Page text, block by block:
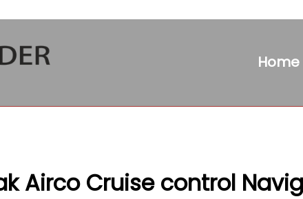
Home
Airco Cruise control